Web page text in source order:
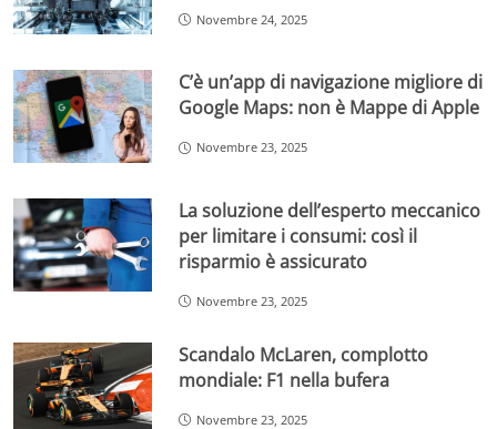
Novembre 24, 2025
C’è un’app di navigazione migliore di
Google Maps: non è Mappe di Apple
Novembre 23, 2025
La soluzione dell’esperto meccanico
per limitare i consumi: così il
risparmio è assicurato
Novembre 23, 2025
Scandalo McLaren, complotto
mondiale: F1 nella bufera
Novembre 23, 2025